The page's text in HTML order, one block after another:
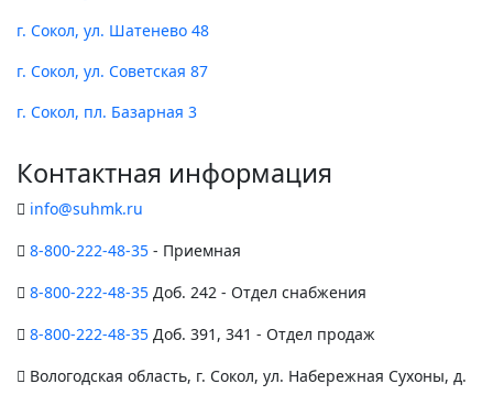
г. Сокол, ул. Шатенево 48
г. Сокол, ул. Советская 87
г. Сокол, пл. Базарная 3
Контактная информация
info@suhmk.ru
8-800-222-48-35 - Приемная
8-800-222-48-35 Доб. 242 - Отдел снабжения
8-800-222-48-35 Доб. 391, 341 - Отдел продаж
Вологодская область, г. Сокол, ул. Набережная Сухоны, д.